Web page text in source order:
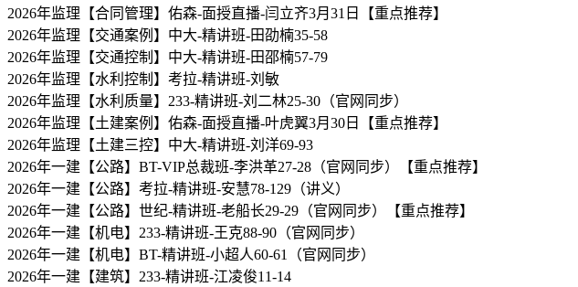
2026年监理【合同管理】佑森-面授直播-闫立齐3月31日【重点推荐】
2026年监理【交通案例】中大-精讲班-田劭楠35-58
2026年监理【交通控制】中大-精讲班-田邵楠57-79
2026年监理【水利控制】考拉-精讲班-刘敏
2026年监理【水利质量】233-精讲班-刘二林25-30（官网同步）
2026年监理【土建案例】佑森-面授直播-叶虎翼3月30日【重点推荐】
2026年监理【土建三控】中大-精讲班-刘洋69-93
2026年一建【公路】BT-VIP总裁班-李洪革27-28（官网同步）【重点推荐】
2026年一建【公路】考拉-精讲班-安慧78-129（讲义）
2026年一建【公路】世纪-精讲班-老船长29-29（官网同步）【重点推荐】
2026年一建【机电】233-精讲班-王克88-90（官网同步）
2026年一建【机电】BT-精讲班-小超人60-61（官网同步）
2026年一建【建筑】233-精讲班-江凌俊11-14